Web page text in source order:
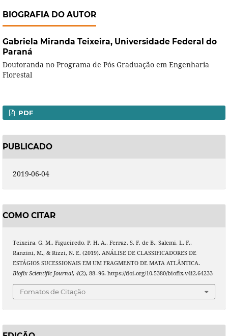
BIOGRAFIA DO AUTOR
Gabriela Miranda Teixeira, Universidade Federal do
Paraná
Doutoranda no Programa de Pós Graduação em Engenharia
Florestal
PDF
PUBLICADO
2019-06-04
COMO CITAR
Teixeira, G. M., Figueiredo, P. H. A., Ferraz, S. F. de B., Salemi, L. F.,
Ranzini, M., & Rizzi, N. E. (2019). ANÁLISE DE CLASSIFICADORES DE
ESTÁGIOS SUCESSIONAIS EM UM FRAGMENTO DE MATA ATLÂNTICA.
Biofix Scientific Journal, 4(2), 88–96. https://doi.org/10.5380/biofix.v4i2.64233
Fomatos de Citação